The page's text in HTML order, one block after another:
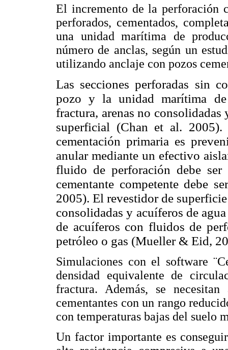
El incremento de la perforación
perforados, cementados,
una unidad marítima de
número de anclas, según un
utilizando anclaje con pozos
Las secciones perforadas sin
pozo y la unidad marítima de
fractura, arenas no consolidadas
superficial (Chan et al.
cementación primaria es
anular mediante un efectivo
fluido de perforación debe ser
cementante competente debe
2005). El revestidor de
consolidadas y acuíferos de
de acuíferos con fluidos de
petróleo o gas (Mueller & Eid,
Simulaciones con el software
densidad equivalente de
fractura. Además, se
cementantes con un rango
con temperaturas bajas del suelo
Un factor importante es